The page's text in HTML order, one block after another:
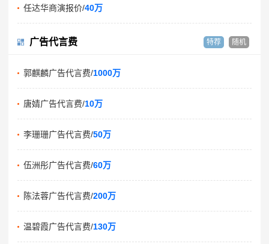
任达华商演报价/40万
广告代言费 特荐 随机
郭麒麟广告代言费/1000万
唐婧广告代言费/10万
李珊珊广告代言费/50万
伍洲彤广告代言费/60万
陈法蓉广告代言费/200万
温碧霞广告代言费/130万